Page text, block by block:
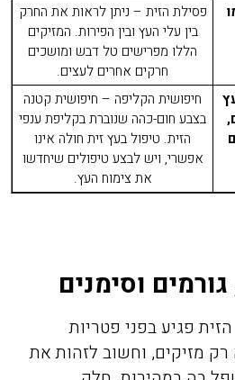
פסילת הזית – ניתן לראות את החרק
בין עלי העץ ובין הפירות. המזיקים
הללו מפרישים טל דבש ומושכים
חרקים אחרים לעצים.
חיפושית הקליפה – חיפושית קטנה
בצבע חום-כהה שנוברת בקליפת ענפי
הזית. טיפול בעץ זית חולה אינו
אפשרי, ויש לבצע טיפולים שיחדשו
את צימוח העץ.
וסימנים
פגיע בפני פטריות
רק מזיקים, וחשוב לזהות את